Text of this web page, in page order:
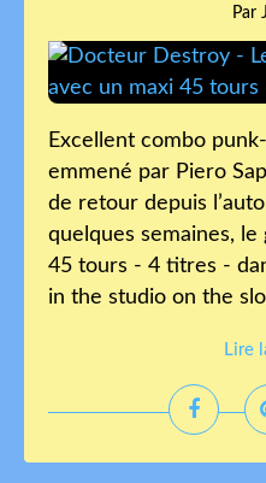
Par
Excellent combo
emmené par Piero
de retour depuis
quelques semaines,
45 tours - 4 titres -
in the studio on the
Lire